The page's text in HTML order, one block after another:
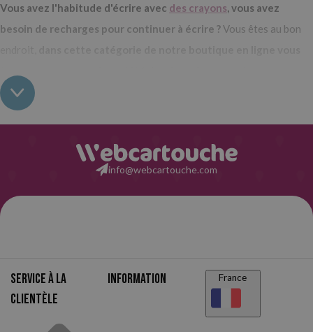
Vous avez l'habitude d'écrire avec des crayons, vous avez
besoin de recharges pour continuer à écrire ?Vous êtes au bon
utilisateurs qui écrivent et dessinent avec un stylo ou un porte-mine
ont l'avantage de pouvoir l'utiliser pendant une longue période. Il
pour leur porte-mine. Lorsque vous n'avez plus celle que vous
utilisez, insérez-en une nouvelle et le tour est joué. Facile, rapide et
très simple.
Mais,
vous pouvez également en trouver en 0,35 mm, 0,7
mm, 0,9 mm, 1 mm et 1,3 mm.
Le choix de l'un ou l'autre ne dépendra
que du type de porte-mine que vous possédez et des mines qu'il
info@webcartouche.com
Service à la
clientèle
Information France